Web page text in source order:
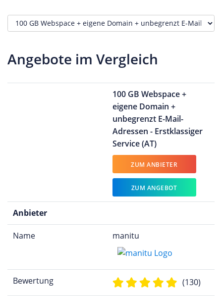
Angebote im Vergleich
100 GB Webspace +
eigene Domain +
unbegrenzt E-Mail-
Adressen - Erstklassiger
Service (AT)
ZUM ANBIETER
ZUM ANGEBOT
Anbieter
Name manitu
Bewertung (130)